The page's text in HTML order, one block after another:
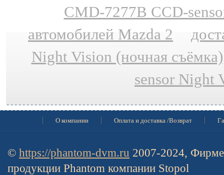
CMD-7277B CCD-
автомобилей Mazda 2
Night Vision (ночная съёмка)
sensor Night
О компании Оплата и доставка /Возврат
© https://phantom-dvm.ru 2007-2024,
продукции Phantom компании Stopol